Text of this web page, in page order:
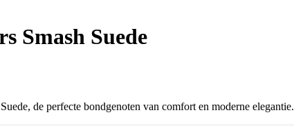
Smash Suede
de perfecte bondgenoten van comfort en moderne elegantie.